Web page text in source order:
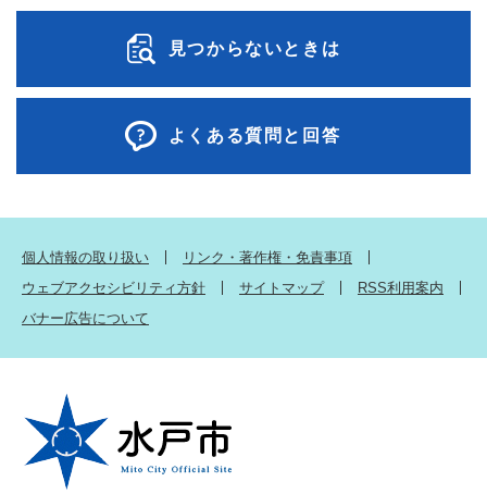
見つからないときは
よくある質問と回答
個人情報の取り扱い
リンク・著作権・免責事項
ウェブアクセシビリティ方針
サイトマップ
RSS利用案内
バナー広告について